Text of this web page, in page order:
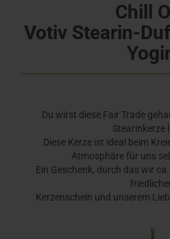
Chill
Votiv Stearin-
Du wirst diese Fair Trade
Stearinkerze
Diese Kerze ist ideal beim
Atmosphäre für uns
Ein Geschenk, durch das wir
Kerzenschein und unserem